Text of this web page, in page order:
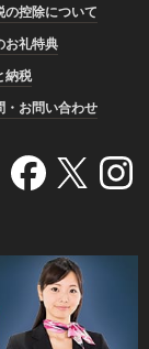
の控除について
お礼特典
納税
・お問い合わせ